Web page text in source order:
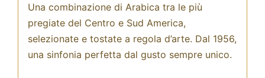
Una combinazione di Arabica tra le più
pregiate del Centro e Sud America,
selezionate e tostate a regola d’arte. Dal 1956,
una sinfonia perfetta dal gusto sempre unico.